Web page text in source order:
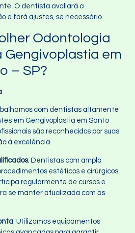
O dentista avaliará a
e fará ajustes, se necessário.
Odontologia
Gengivoplastia em
– SP?
com dentistas altamente
em Gengivoplastia em Santo
são reconhecidos por suas
à excelência.
: Dentistas com ampla
estéticos e cirúrgicos.
regularmente de cursos e
se manter atualizada com as
: Utilizamos equipamentos